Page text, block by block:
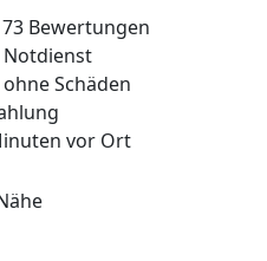
Bewertungen
Notdienst
Schäden
vor Ort